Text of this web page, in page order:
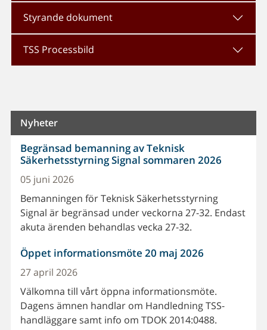
Styrande dokument
TSS Processbild
Nyheter
Begränsad bemanning av Teknisk
Säkerhetsstyrning Signal sommaren 2026
05 juni 2026
Bemanningen för Teknisk Säkerhetsstyrning
Signal är begränsad under veckorna 27-32. Endast
akuta ärenden behandlas vecka 27-32.
Öppet informationsmöte 20 maj 2026
27 april 2026
Välkomna till vårt öppna informationsmöte.
Dagens ämnen handlar om Handledning TSS-
handläggare samt info om TDOK 2014:0488.